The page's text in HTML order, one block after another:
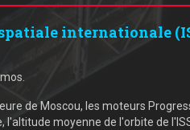
internationale
de Moscou, les moteurs
moyenne de l'orbite de